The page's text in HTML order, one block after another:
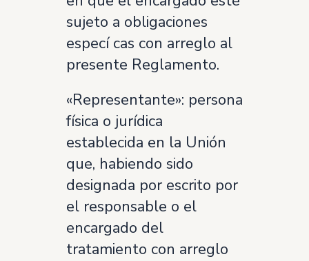
sujeto a obligaciones
especí cas con arreglo al
presente Reglamento.
«Representante»: persona
física o jurídica
establecida en la Unión
que, habiendo sido
designada por escrito por
el responsable o el
encargado del
tratamiento con arreglo